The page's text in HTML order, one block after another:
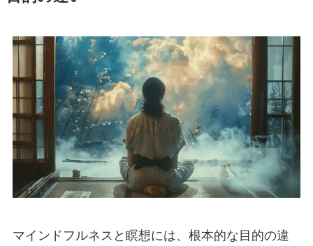
マインドフルネスと瞑想には、根本的な目的の違